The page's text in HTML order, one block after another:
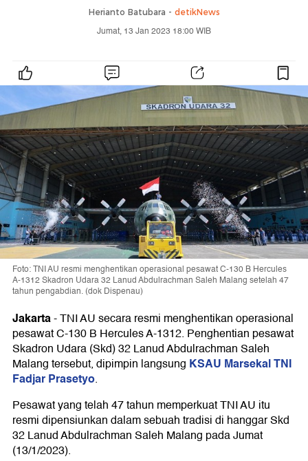
Herianto Batubara - detikNews
Jumat, 13 Jan 2023 18:00 WIB
Foto: TNI AU resmi menghentikan operasional pesawat C-130 B Hercules
A-1312 Skadron Udara 32 Lanud Abdulrachman Saleh Malang setelah 47
tahun pengabdian. (dok Dispenau)
Jakarta-TNI AU secara resmi menghentikan operasional
pesawat C-130 B Hercules A-1312. Penghentian pesawat
Skadron Udara (Skd) 32 Lanud Abdulrachman Saleh
Malang tersebut, dipimpin langsung KSAU Marsekal TNI
Fadjar Prasetyo.
Pesawat yang telah 47 tahun memperkuat TNI AU itu
resmi dipensiunkan dalam sebuah tradisi di hanggar Skd
32 Lanud Abdulrachman Saleh Malang pada Jumat
(13/1/2023).